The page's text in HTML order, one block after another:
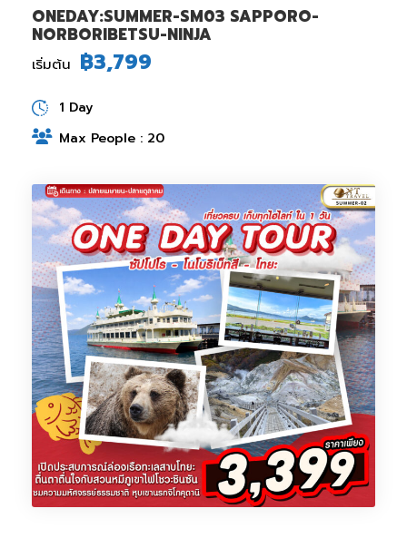
ONEDAY:SUMMER-SM03 SAPPORO-
NORBORIBETSU-NINJA
เริ่มต้น ฿3,799
1 Day
Max People : 20